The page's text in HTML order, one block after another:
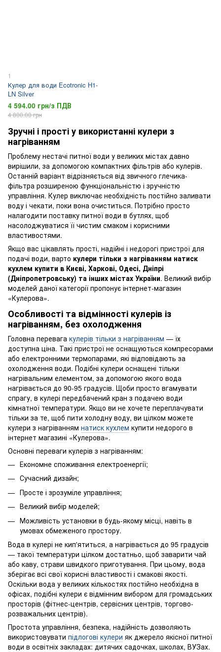
1
Кулер для води Ecotronic H1-
LN Silver
4 594.00 грн/з ПДВ
4 800.00 грн
Зручні і прості у використанні кулери з
нагріванням
Проблему нестачі питної води у великих містах давно
вирішили, за допомогою компактних фільтрів або кулерів.
Останній варіант відрізняється від звичного глечика-
фільтра розширеною функціональністю і зручністю
управління. Кулер виключає необхідність постійно заливати
воду і чекати, поки вона очиститься. Потрібно просто
налагодити поставку питної води в бутлях, щоб
насолоджуватися її чистим смаком і корисними
властивостями.
Якщо вас цікавлять прості, надійні і недорогі пристрої для
подачі води, варто кулери тільки з нагріванням натиск
кухлем купити в Києві, Харкові, Одесі, Дніпрі
(Дніпропетровську) та інших містах України. Великий вибір
моделей даної категорії пропонує інтернет-магазин
«Кулерова».
Особливості та відмінності кулерів із
нагріванням, без охолодження
Головна перевага кулерів тільки з нагріванням — їх
доступна ціна. Такі пристрої не оснащуються компресорами
або електронними термопарами, які відповідають за
охолодження води. Подібні кулери оснащені тільки
нагрівальним елементом, за допомогою якого вода
нагрівається до 90-95 градусів. Щоби просто вгамувати
спрагу, в кулері передбачений кран з подачею води
кімнатної температури. Якщо ви не хочете переплачувати
тільки за те, щоб пити холодну воду, ви цілком можете
кулери з нагріванням натиск кухлем купити недорого в
інтернет магазині «Кулерова».
Основні переваги кулерів з нагріванням:
Економне споживання електроенергії;
Сучасний дизайн;
Просте і зрозуміле управління;
Великий вибір моделей;
Можливість установки в будь-якому місці, навіть в
умовах обмеженого простору.
Вода в кулері не кип'ятиться, а нагрівається до 95 градусів
— такої температури цілком достатньо, щоб заварити чай
або каву, страви швидкого приготування. При цьому, вода
зберігає всі свої корисні властивості і смакові якості.
Оскільки вода у великих кількостях постійно необхідна в
офісах, подібні кулери є відмінним вибором для громадських
просторів (фітнес-центрів, сервісних центрів, торгово-
розважальних центрів).
Простота управління, безпека, надійність дозволяють
використовувати підлогові кулери як джерело якісної питної
води в освітніх закладах: дитячих садочках, школах, ВУЗах.